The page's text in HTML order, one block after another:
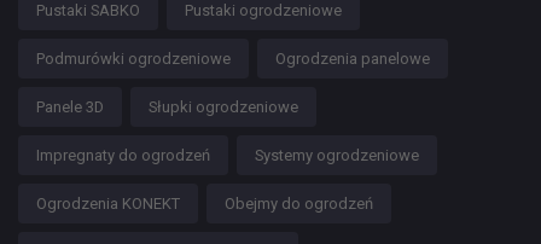
Pustaki SABKO Pustaki ogrodzeniowe
Podmurówki ogrodzeniowe Ogrodzenia panelowe
Panele 3D Słupki ogrodzeniowe
Impregnaty do ogrodzeń Systemy ogrodzeniowe
Ogrodzenia KONEKT Obejmy do ogrodzeń